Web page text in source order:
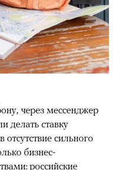
через мессенджер
делать ставку
отсутствие сильного
бизнес-
российские